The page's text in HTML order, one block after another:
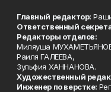
Главный редактор:
Ответственный
Редакторы отделов:
Миляуша
Раиля ГАЛЕЕВА,
Зульфия ХАННАНОВА.
Художественный
Инженер по верстке: